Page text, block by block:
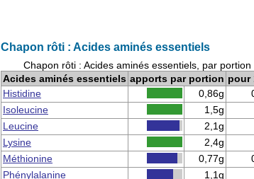
Chapon rôti : Acides aminés essentiels
Chapon rôti : Acides aminés essentiels, par
Acides aminés essentiels apports par portion pour
Histidine
0,86g
Isoleucine
1,5g
Leucine
2,1g
Lysine
2,4g
Méthionine
0,77g
Phénylalanine
1,1g